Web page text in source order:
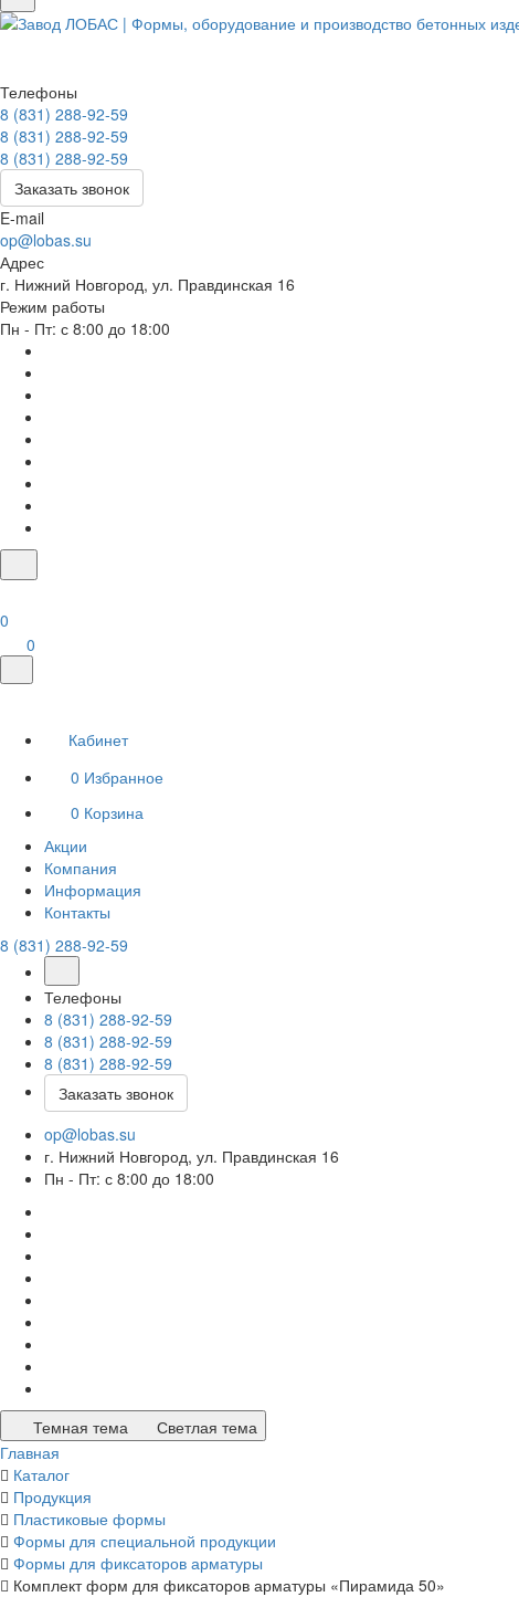
Телефоны
8 (831) 288-92-59
8 (831) 288-92-59
8 (831) 288-92-59
Заказать звонок
E-mail
op@lobas.su
Адрес
г. Нижний Новгород, ул. Правдинская 16
Режим работы
Пн - Пт: с 8:00 до 18:00
0
0
Кабинет
0 Избранное
0 Корзина
Акции
Компания
Информация
Контакты
8 (831) 288-92-59
Телефоны
8 (831) 288-92-59
8 (831) 288-92-59
8 (831) 288-92-59
Заказать звонок
op@lobas.su
г. Нижний Новгород, ул. Правдинская 16
Пн - Пт: с 8:00 до 18:00
Темная тема
Светлая тема
Главная
Каталог
Продукция
Пластиковые формы
Формы для специальной продукции
Формы для фиксаторов арматуры
Комплект форм для фиксаторов арматуры «Пирамида 50»